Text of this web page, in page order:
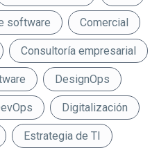
software Comercial
Consultoría empresarial
DesignOps
Digitalización
Estrategia de TI